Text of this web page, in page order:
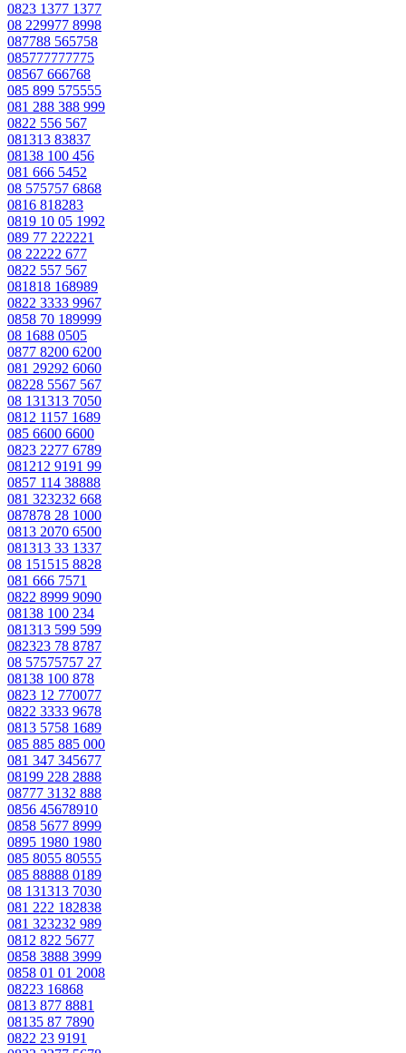
0823 1377 1377
08 229977 8998
087788 565758
085777777775
08567 666768
085 899 575555
081 288 388 999
0822 556 567
081313 83837
08138 100 456
081 666 5452
08 575757 6868
0816 818283
0819 10 05 1992
089 77 222221
08 22222 677
0822 557 567
081818 168989
0822 3333 9967
0858 70 189999
08 1688 0505
0877 8200 6200
081 29292 6060
08228 5567 567
08 131313 7050
0812 1157 1689
085 6600 6600
0823 2277 6789
081212 9191 99
0857 114 38888
081 323232 668
087878 28 1000
0813 2070 6500
081313 33 1337
08 151515 8828
081 666 7571
0822 8999 9090
08138 100 234
081313 599 599
082323 78 8787
08 57575757 27
08138 100 878
0823 12 770077
0822 3333 9678
0813 5758 1689
085 885 885 000
081 347 345677
08199 228 2888
08777 3132 888
0856 45678910
0858 5677 8999
0895 1980 1980
085 8055 80555
085 88888 0189
08 131313 7030
081 222 182838
081 323232 989
0812 822 5677
0858 3888 3999
0858 01 01 2008
08223 16868
0813 877 8881
08135 87 7890
0822 23 9191